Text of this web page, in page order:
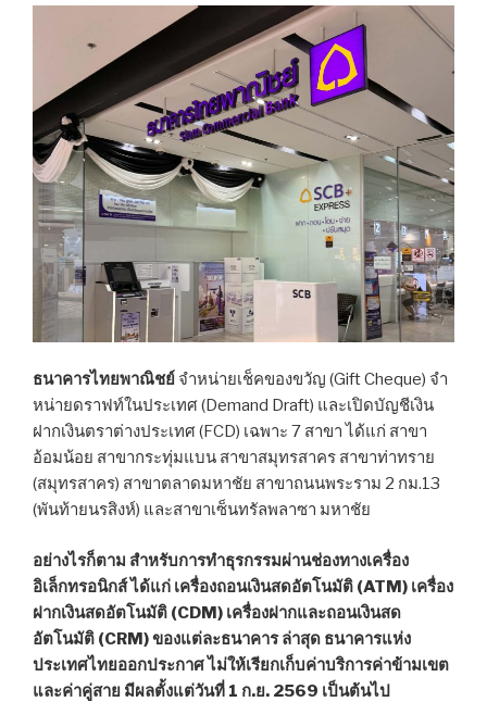
ธนาคารไทยพาณิชย์ จำหน่ายเช็คของขวัญ (Gift Cheque) จำ
หน่ายดราฟท์ในประเทศ (Demand Draft) และเปิดบัญชีเงิน
ฝากเงินตราต่างประเทศ (FCD) เฉพาะ 7 สาขา ได้แก่ สาขา
อ้อมน้อย สาขากระทุ่มแบน สาขาสมุทรสาคร สาขาท่าทราย
(สมุทรสาคร) สาขาตลาดมหาชัย สาขาถนนพระราม 2 กม.13
(พันท้ายนรสิงห์) และสาขาเซ็นทรัลพลาซา มหาชัย
อย่างไรก็ตาม สำหรับการทำธุรกรรมผ่านช่องทางเครื่อง
อิเล็กทรอนิกส์ ได้แก่ เครื่องถอนเงินสดอัตโนมัติ (ATM) เครื่อง
ฝากเงินสดอัตโนมัติ (CDM) เครื่องฝากและถอนเงินสด
อัตโนมัติ (CRM) ของแต่ละธนาคาร ล่าสุด ธนาคารแห่ง
ประเทศไทยออกประกาศ ไม่ให้เรียกเก็บค่าบริการค่าข้ามเขต
และค่าคู่สาย มีผลตั้งแต่วันที่ 1 ก.ย. 2569 เป็นต้นไป